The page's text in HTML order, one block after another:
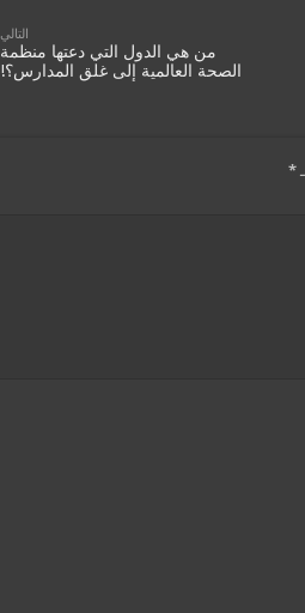
التالي
من هي الدول التي دعتها منظمة
الصحة العالمية إلى غلق المدارس؟!
*